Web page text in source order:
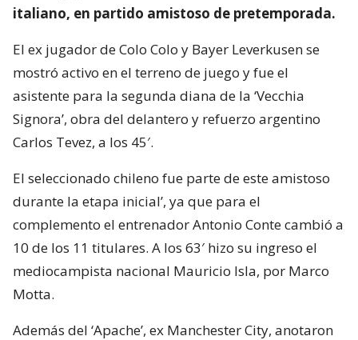
italiano, en partido amistoso de pretemporada.
El ex jugador de Colo Colo y Bayer Leverkusen se
mostró activo en el terreno de juego y fue el
asistente para la segunda diana de la ‘Vecchia
Signora’, obra del delantero y refuerzo argentino
Carlos Tevez, a los 45′.
El seleccionado chileno fue parte de este amistoso
durante la etapa inicial’, ya que para el
complemento el entrenador Antonio Conte cambió a
10 de los 11 titulares. A los 63′ hizo su ingreso el
mediocampista nacional Mauricio Isla, por Marco
Motta.
Además del ‘Apache’, ex Manchester City, anotaron